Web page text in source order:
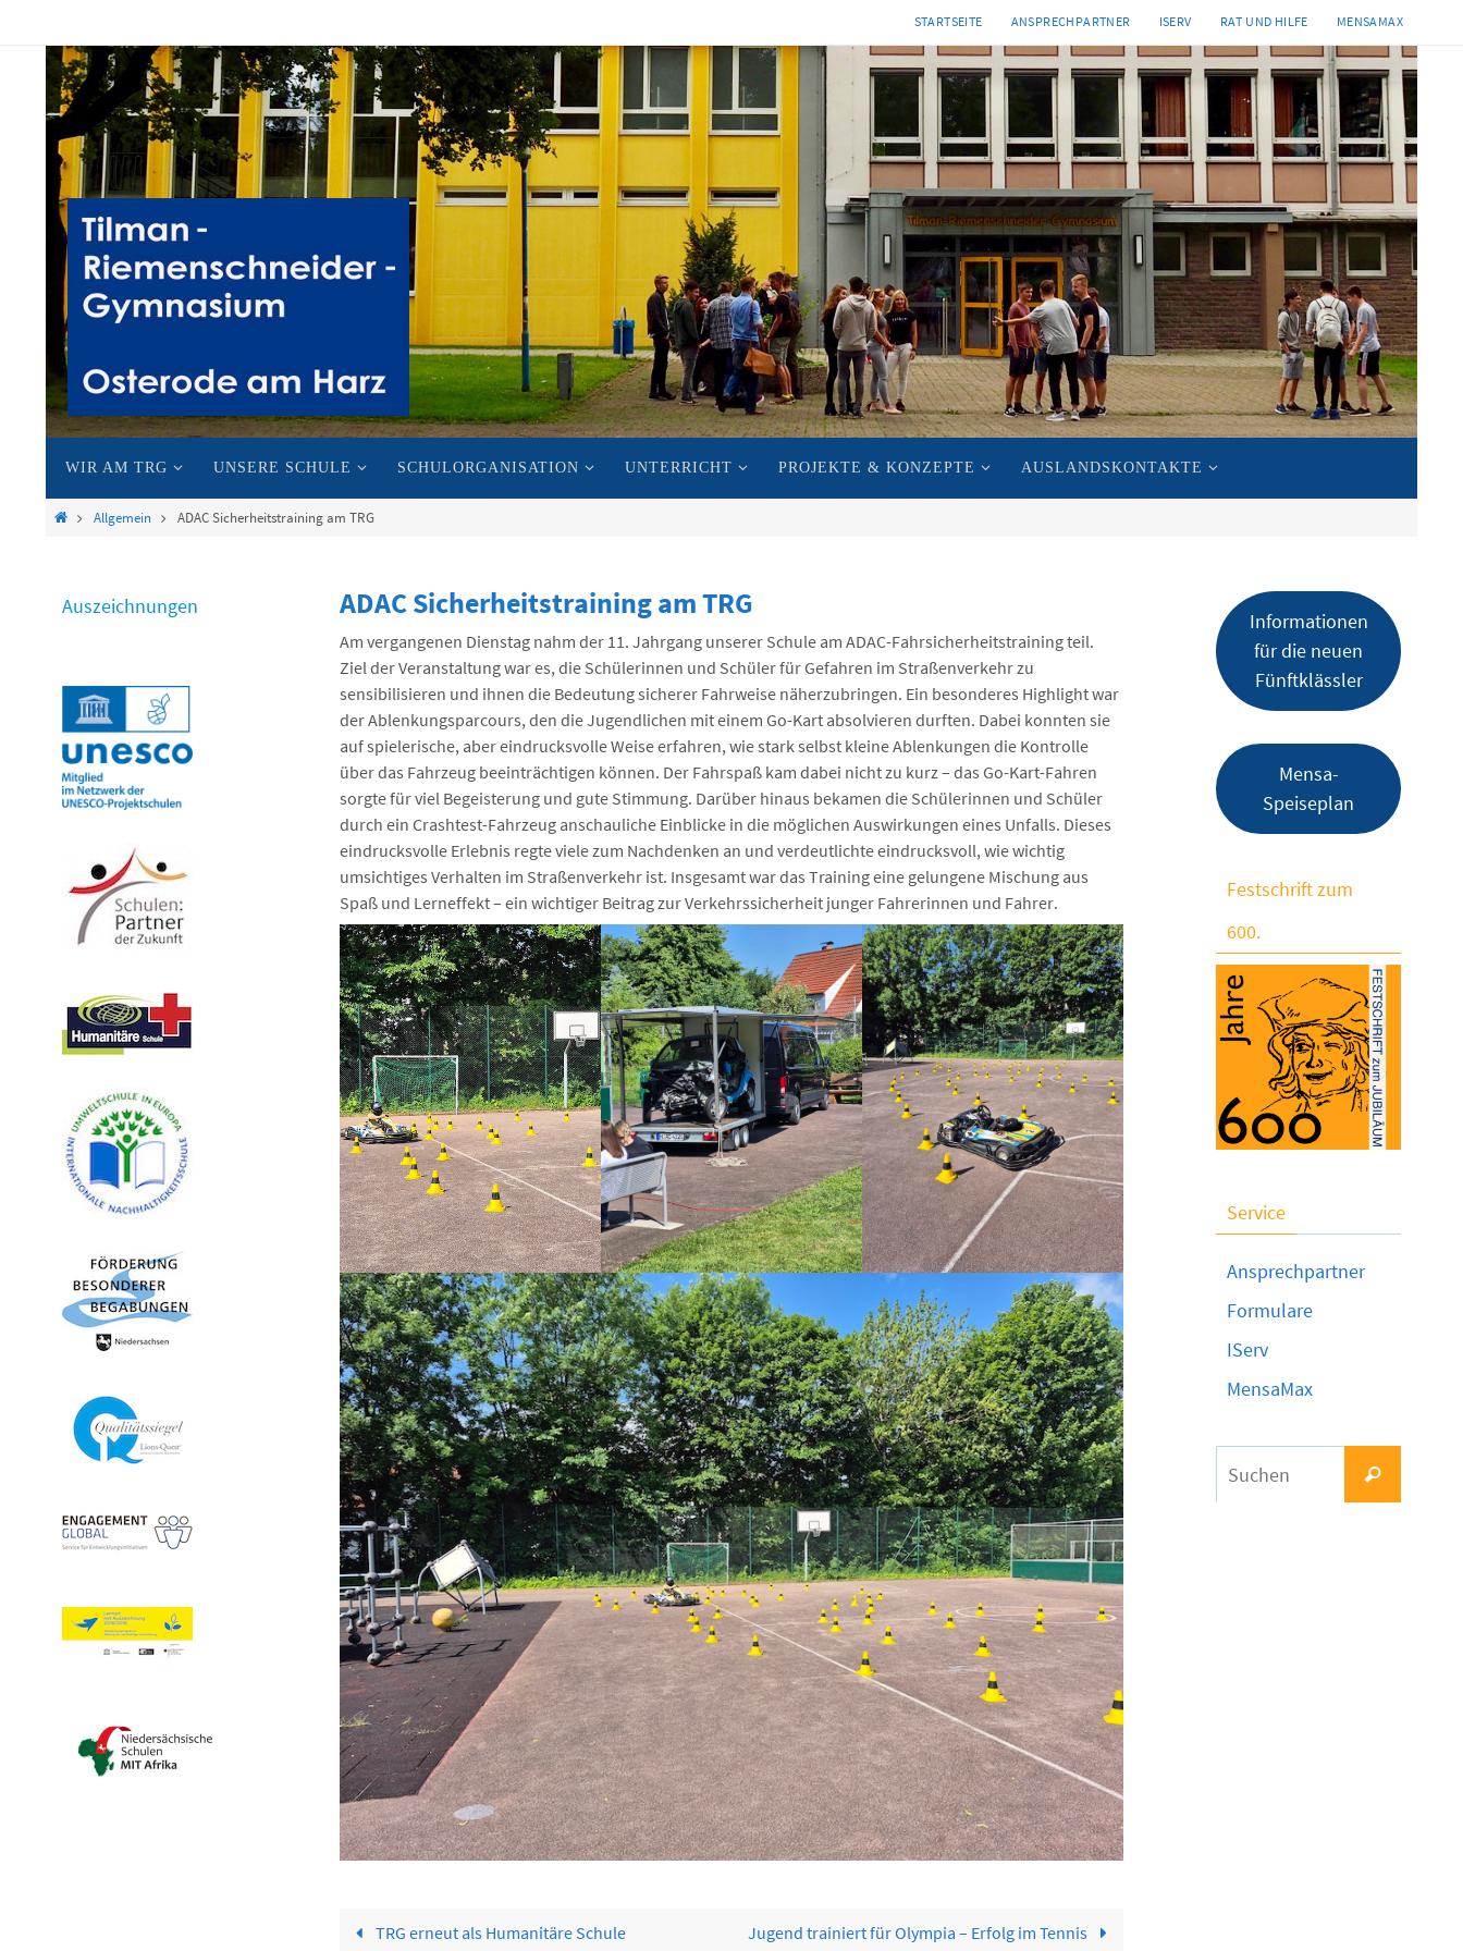
springen
STARTSEITE ANSPRECHPARTNER ISERV RAT UND HILFE MENSAMAX
Inhalt
WIR AM TRG UNSERE SCHULE SCHULORGANISATION UNTERRICHT PROJEKTE & KONZEPTE AUSLANDSKONTAKTE
StartAllgemein ADAC Sicherheitstraining am TRG
ADAC Sicherheitstraining am TRG
Am vergangenen Dienstag nahm der 11. Jahrgang unserer Schule am ADAC-Fahrsicherheitstraining teil.
Ziel der Veranstaltung war es, die Schülerinnen und Schüler für Gefahren im Straßenverkehr zu
sensibilisieren und ihnen die Bedeutung sicherer Fahrweise näherzubringen. Ein besonderes Highlight war
der Ablenkungsparcours, den die Jugendlichen mit einem Go-Kart absolvieren durften. Dabei konnten sie
auf spielerische, aber eindrucksvolle Weise erfahren, wie stark selbst kleine Ablenkungen die Kontrolle
über das Fahrzeug beeinträchtigen können. Der Fahrspaß kam dabei nicht zu kurz – das Go-Kart-Fahren
sorgte für viel Begeisterung und gute Stimmung. Darüber hinaus bekamen die Schülerinnen und Schüler
durch ein Crashtest-Fahrzeug anschauliche Einblicke in die möglichen Auswirkungen eines Unfalls. Dieses
eindrucksvolle Erlebnis regte viele zum Nachdenken an und verdeutlichte eindrucksvoll, wie wichtig
umsichtiges Verhalten im Straßenverkehr ist. Insgesamt war das Training eine gelungene Mischung aus
Spaß und Lerneffekt – ein wichtiger Beitrag zur Verkehrssicherheit junger Fahrerinnen und Fahrer.
TRG erneut als Humanitäre Schule
Jugend trainiert für Olympia – Erfolg im Tennis
Auszeichnungen
Informationen
für die neuen
Fünftklässler
Mensa-
Speiseplan
Festschrift zum
600.
Service
Ansprechpartner
Formulare
IServ
MensaMax
Suchen